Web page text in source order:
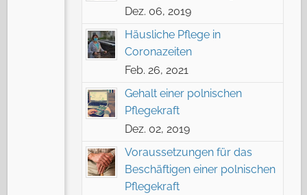
Dez. 06, 2019
Häusliche Pflege in
Coronazeiten
Feb. 26, 2021
Gehalt einer polnischen
Pflegekraft
Dez. 02, 2019
Voraussetzungen für das
Beschäftigen einer polnischen
Pflegekraft